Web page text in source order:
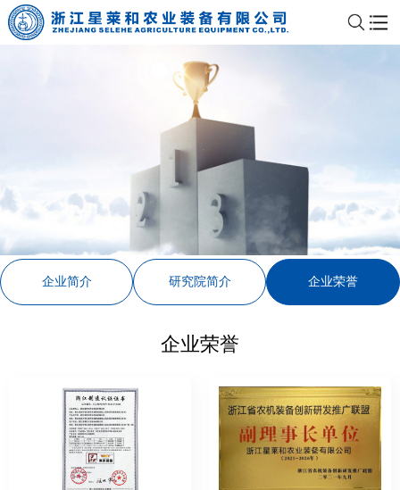
企业简介 研究院简介 企业荣誉
企业荣誉